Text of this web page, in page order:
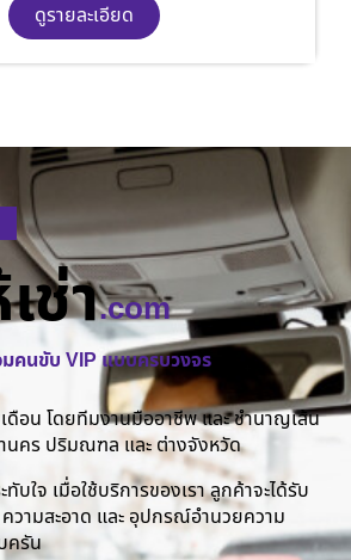
ดูรายละเอียด
ช่า.com
มคนขับ VIP แบบครบวงจร
ดือน โดยทีมงานมืออาชีพ และ ชำนาญเส้น
นคร ปริมณฑล และ ต่างจังหวัด
บใจ เมื่อใช้บริการของเรา ลูกค้าจะได้รับ
วามสะอาด และ อุปกรณ์อำนวยความ
ครัน